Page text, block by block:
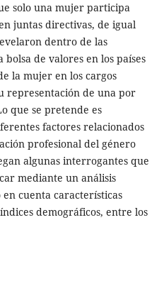
solo una mujer participa
juntas directivas, de igual
dentro de las
de valores en los países
la mujer en los cargos
representación de una por
que se pretende es
factores relacionados
profesional del género
algunas interrogantes que
mediante un análisis
cuenta características
demográficos, entre los